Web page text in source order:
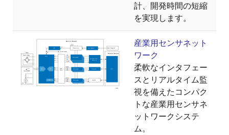
計、開発時間の短縮
を実現します。
産業用センサネット
ワーク
柔軟なインタフェー
スとリアルタイム監
視を備えたコンパク
トな産業用センサネ
ットワークシステ
ム。